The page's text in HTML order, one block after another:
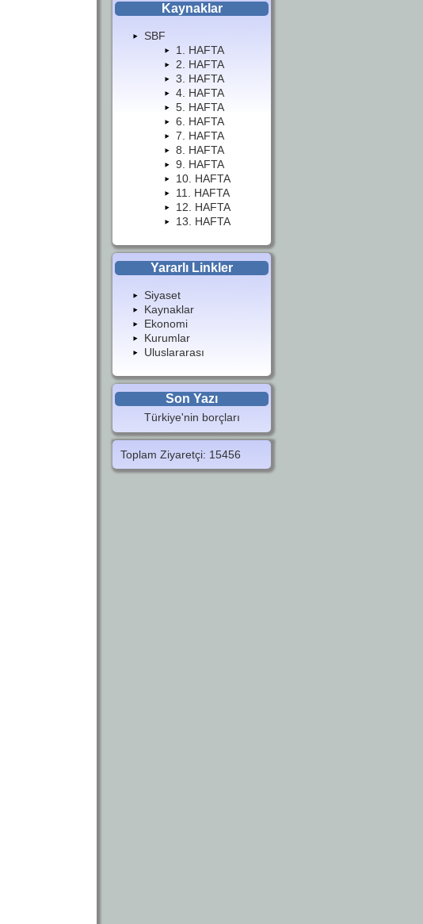
Kaynaklar
SBF
1. HAFTA
2. HAFTA
3. HAFTA
4. HAFTA
5. HAFTA
6. HAFTA
7. HAFTA
8. HAFTA
9. HAFTA
10. HAFTA
11. HAFTA
12. HAFTA
13. HAFTA
Yararlı Linkler
Siyaset
Kaynaklar
Ekonomi
Kurumlar
Uluslararası
Son Yazı
Türkiye'nin borçları
Toplam Ziyaretçi: 15456